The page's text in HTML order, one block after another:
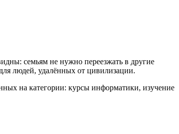
семьям не нужно переезжать в другие
людей, удалённых от цивилизации.
на категории: курсы информатики, изучение